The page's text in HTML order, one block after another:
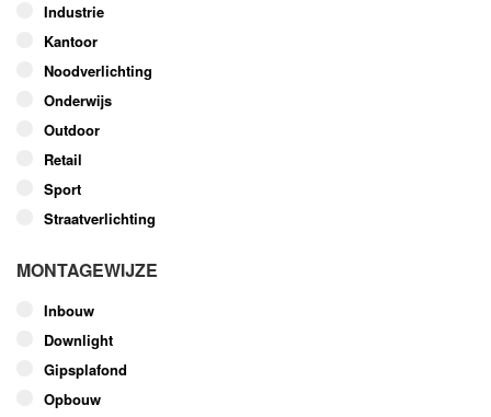
productpagina
Industrie
Kantoor
Noodverlichting
Onderwijs
Outdoor
Retail
Sport
Straatverlichting
MONTAGEWIJZE
Inbouw
Downlight
Gipsplafond
Opbouw